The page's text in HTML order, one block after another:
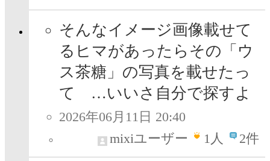
そんなイメージ画像載せて
るヒマがあったらその「ウ
ス茶糖」の写真を載せたっ
て …いいさ自分で探すよ
2026年06月11日 20:40
mixiユーザー
1人 2件